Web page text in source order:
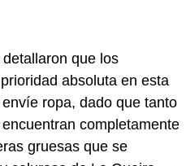
que los
absoluta en esta
ropa, dado que tanto
completamente
gruesas que se